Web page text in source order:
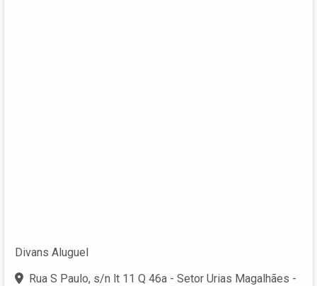
Divans Aluguel
Rua S Paulo, s/n lt 11 Q 46a - Setor Urias Magalhães -